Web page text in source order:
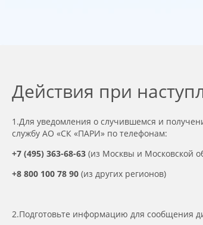
Действия при
1.Для уведомления о случившемся и
службу АО «СК «ПАРИ» по телефонам:
+7 (495) 363-68-63 (из Москвы и Московской
+8 800 100 78 90 (из других регионов)
2.Подготовьте информацию для сообщения